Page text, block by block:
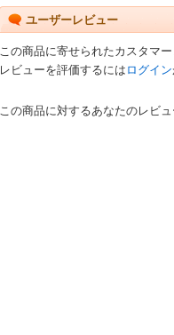
ユーザーレビュー
この商品に寄せられたカスタマ
レビューを評価するには ログイン
この商品に対するあなたのレビ